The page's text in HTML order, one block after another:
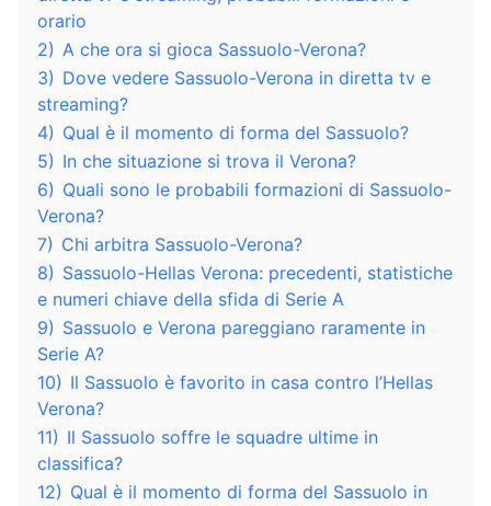
orario
2) A che ora si gioca Sassuolo-Verona?
3) Dove vedere Sassuolo-Verona in diretta tv e
streaming?
4) Qual è il momento di forma del Sassuolo?
5) In che situazione si trova il Verona?
6) Quali sono le probabili formazioni di Sassuolo-
Verona?
7) Chi arbitra Sassuolo-Verona?
8) Sassuolo-Hellas Verona: precedenti, statistiche
e numeri chiave della sfida di Serie A
9) Sassuolo e Verona pareggiano raramente in
Serie A?
10) Il Sassuolo è favorito in casa contro l’Hellas
Verona?
11) Il Sassuolo soffre le squadre ultime in
classifica?
12) Qual è il momento di forma del Sassuolo in